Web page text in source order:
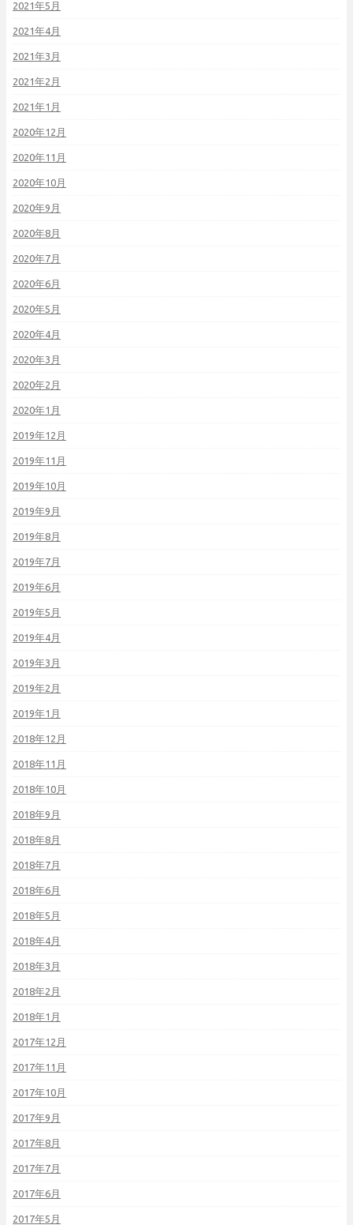
2021年5月
2021年4月
2021年3月
2021年2月
2021年1月
2020年12月
2020年11月
2020年10月
2020年9月
2020年8月
2020年7月
2020年6月
2020年5月
2020年4月
2020年3月
2020年2月
2020年1月
2019年12月
2019年11月
2019年10月
2019年9月
2019年8月
2019年7月
2019年6月
2019年5月
2019年4月
2019年3月
2019年2月
2019年1月
2018年12月
2018年11月
2018年10月
2018年9月
2018年8月
2018年7月
2018年6月
2018年5月
2018年4月
2018年3月
2018年2月
2018年1月
2017年12月
2017年11月
2017年10月
2017年9月
2017年8月
2017年7月
2017年6月
2017年5月